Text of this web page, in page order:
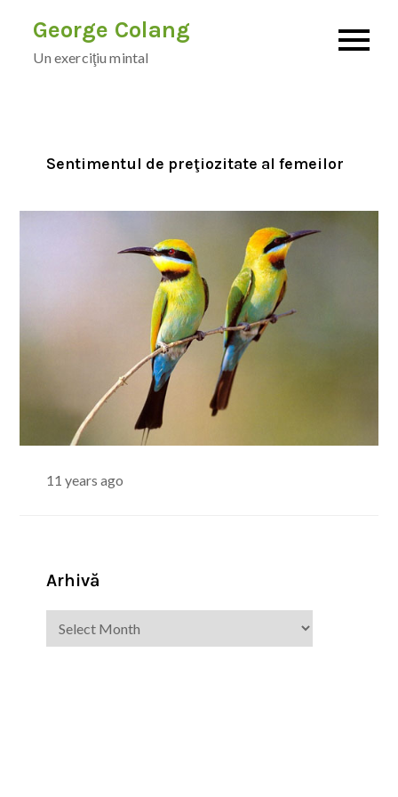
content
George Colang
Un exerciţiu mintal
Sentimentul de preţiozitate al femeilor
11 years ago
Arhivă
Arhivă